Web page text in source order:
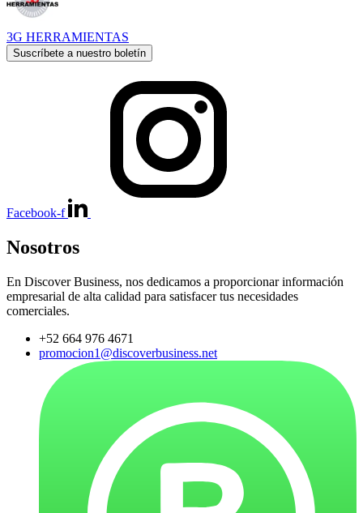
3G HERRAMIENTAS
Suscríbete a nuestro boletín
Facebook-f
Nosotros
En Discover Business, nos dedicamos a proporcionar información
empresarial de alta calidad para satisfacer tus necesidades
comerciales.
+52 664 976 4671
promocion1@discoverbusiness.net